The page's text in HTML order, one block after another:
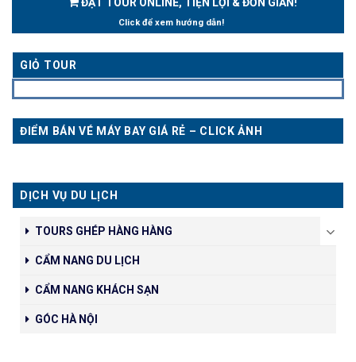
Click để xem hướng dẫn!
GIỎ TOUR
ĐIỂM BÁN VÉ MÁY BAY GIÁ RẺ – CLICK ẢNH
DỊCH VỤ DU LỊCH
TOURS GHÉP HÀNG HÀNG
CẨM NANG DU LỊCH
CẨM NANG KHÁCH SẠN
GÓC HÀ NỘI